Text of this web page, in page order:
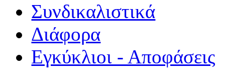
Συνδικαλιστικά
Διάφορα
Εγκύκλιοι - Αποφάσεις